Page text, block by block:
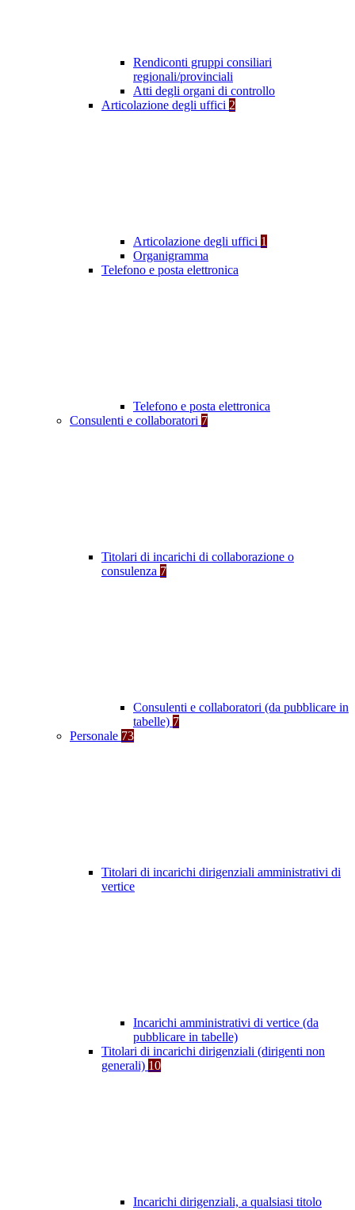
Rendiconti gruppi consiliari
regionali/provinciali
Atti degli organi di controllo
Articolazione degli uffici 2
Articolazione degli uffici 1
Organigramma
Telefono e posta elettronica
Telefono e posta elettronica
Consulenti e collaboratori 7
Titolari di incarichi di collaborazione o
consulenza 7
Consulenti e collaboratori (da pubblicare in
tabelle) 7
Personale 73
Titolari di incarichi dirigenziali amministrativi di
vertice
Incarichi amministrativi di vertice (da
pubblicare in tabelle)
Titolari di incarichi dirigenziali (dirigenti non
generali) 10
Incarichi dirigenziali, a qualsiasi titolo